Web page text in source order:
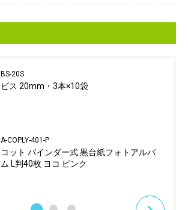
BS-20S
ビス 20mm・3本×10袋
A-COPLY-401-P
コット バインダー式 黒台紙フォトアルバ
ム L判40枚 ヨコ ピンク